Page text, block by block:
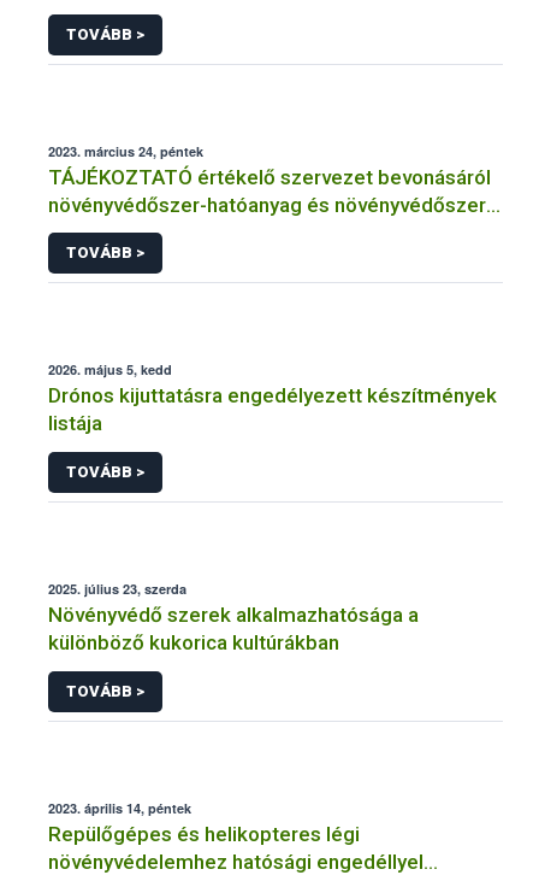
TOVÁBB >
2023. március 24, péntek
TÁJÉKOZTATÓ értékelő szervezet bevonásáról
növényvédőszer-hatóanyag és növényvédőszer
engedélyezésére, továbbá a meglévő engedély
meghosszabbítására vagy módosítására irányuló
eljárásba
TOVÁBB >
2026. május 5, kedd
Drónos kijuttatásra engedélyezett készítmények
listája
TOVÁBB >
2025. július 23, szerda
Növényvédő szerek alkalmazhatósága a
különböző kukorica kultúrákban
TOVÁBB >
2023. április 14, péntek
Repülőgépes és helikopteres légi
növényvédelemhez hatósági engedéllyel